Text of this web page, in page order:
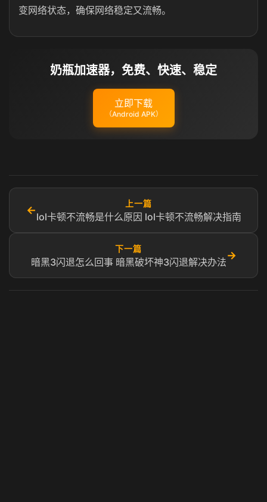
变网络状态，确保网络稳定又流畅。
奶瓶加速器，免费、快速、稳定
立即下载
（Android APK）
←
上一篇
lol卡顿不流畅是什么原因 lol卡顿不流畅解决指南
下一篇
暗黑3闪退怎么回事 暗黑破坏神3闪退解决办法
→